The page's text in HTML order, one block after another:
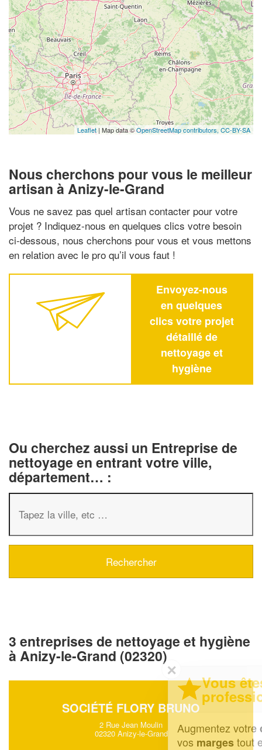
Leaflet | Map data ©OpenStreetMap contributors, CC-BY-SA
Nous cherchons pour vous le meilleur
artisan à Anizy-le-Grand
Vous ne savez pas quel artisan contacter pour votre
projet ? Indiquez-nous en quelques clics votre besoin
ci-dessous, nous cherchons pour vous et vous mettons
en relation avec le pro qu’il vous faut !
Envoyez-nous
en quelques
clics votre projet
détaillé de
nettoyage et
hygiène
Ou cherchez aussi un Entreprise de
nettoyage en entrant votre ville,
département… :
3 entreprises de nettoyage et hygiène
à Anizy-le-Grand (02320)
SOCIÉTÉ FLORY BRUNO
2 Rue Jean Moulin
02320 Anizy-le-Grand
Vous êtes un
professionnel ?
Augmentez votrechiffre d'affaireset
tout en gagnant de